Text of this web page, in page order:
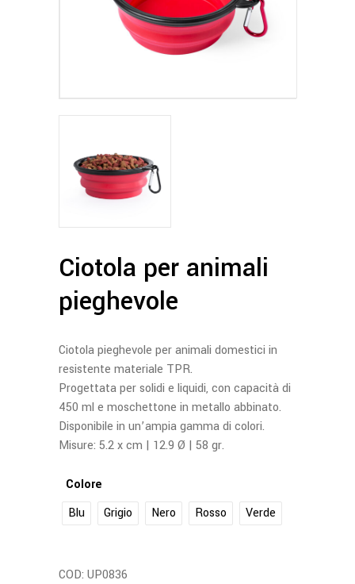
Ciotola per animali
pieghevole
Ciotola pieghevole per animali domestici in
resistente materiale TPR.
Progettata per solidi e liquidi, con capacità di
450 ml e moschettone in metallo abbinato.
Disponibile in un’ampia gamma di colori.
Misure: 5.2 x cm | 12.9 Ø | 58 gr.
Colore
Blu
Grigio Nero Rosso Verde
COD: UP0836